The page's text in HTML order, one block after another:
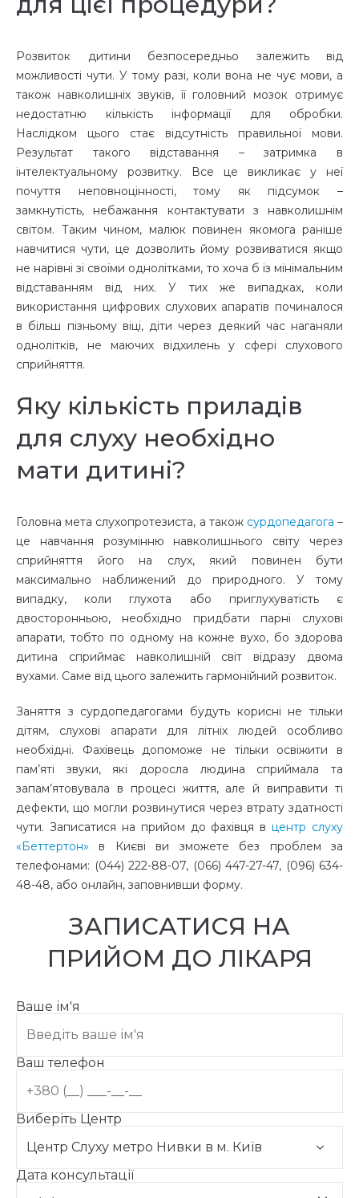
Розвиток дитини безпосередньо залежить від
можливості чути. У тому разі, коли вона не чує мови, а
також навколишніх звуків, її головний мозок отримує
недостатню кількість інформації для обробки.
Наслідком цього стає відсутність правильної мови.
Результат такого відставання – затримка в
інтелектуальному розвитку. Все це викликає у неї
почуття неповноцінності, тому як підсумок –
замкнутість, небажання контактувати з навколишнім
світом. Таким чином, малюк повинен якомога раніше
навчитися чути, це дозволить йому розвиватися якщо
не нарівні зі своїми однолітками, то хоча б із мінімальним
відставанням від них. У тих же випадках, коли
використання цифрових слухових апаратів починалося
в більш пізньому віці, діти через деякий час наганяли
однолітків, не маючих відхилень у сфері слухового
сприйняття.
Яку кількість приладів
для слуху необхідно
мати дитині?
Головна мета слухопротезиста, а також сурдопедагога –
це навчання розумінню навколишнього світу через
сприйняття його на слух, який повинен бути
максимально наближений до природного. У тому
випадку, коли глухота або приглухуватість є
двосторонньою, необхідно придбати парні слухові
апарати, тобто по одному на кожне вухо, бо здорова
дитина сприймає навколишній світ відразу двома
вухами. Саме від цього залежить гармонійний розвиток.
Заняття з сурдопедагогами будуть корисні не тільки
дітям, слухові апарати для літніх людей особливо
необхідні. Фахівець допоможе не тільки освіжити в
пам’яті звуки, які доросла людина сприймала та
запам’ятовувала в процесі життя, але й виправити ті
дефекти, що могли розвинутися через втрату здатності
чути. Записатися на прийом до фахівця вцентр слуху
«Беттертон» в Києві ви зможете без проблем за
телефонами: (044) 222-88-07, (066) 447-27-47, (096) 634-
48-48, або онлайн, заповнивши форму.
ЗАПИСАТИСЯ НА
ПРИЙОМ ДО ЛІКАРЯ
Ваше ім'я
Ваш телефон
Виберіть Центр
Дата консультації